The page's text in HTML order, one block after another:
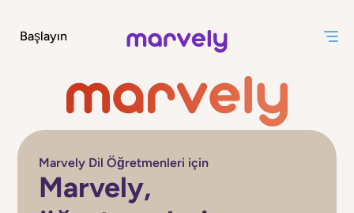
Başlayın
Marvely Dil Öğretmenleri için
Marvely,